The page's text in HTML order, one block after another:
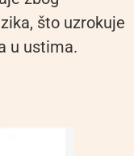
što uzrokuje
u ustima.